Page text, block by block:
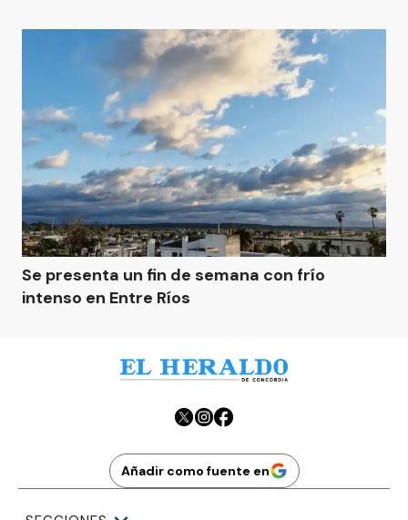
Se presenta un fin de semana con frío
intenso en Entre Ríos
Añadir como fuente en